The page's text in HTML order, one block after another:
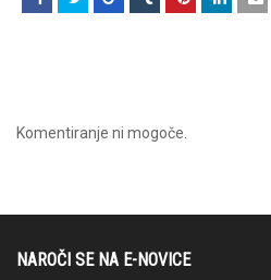
Komentiranje ni mogoče.
NAROČI SE NA E-NOVICE